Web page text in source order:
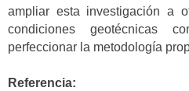
ampliar esta investigación a
condiciones geotécnicas
perfeccionar la metodología
Referencia: